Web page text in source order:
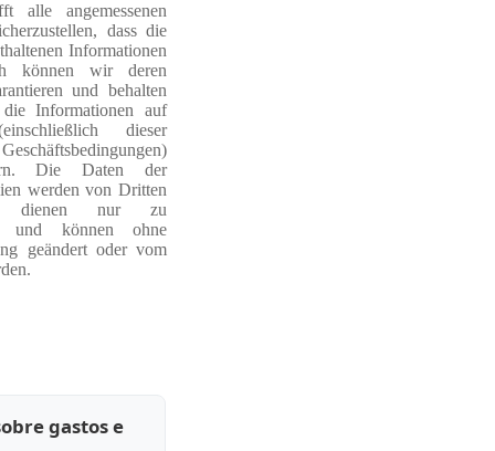
alle angemessenen
dass die
Informationen
können wir deren
und behalten
Informationen auf
dieser
Die Daten der
werden von Dritten
dienen nur zu
und können ohne
geändert oder vom